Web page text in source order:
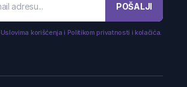
POŠALJI
Uslovima korišćenja i Politikom privatnosti i kolačića.